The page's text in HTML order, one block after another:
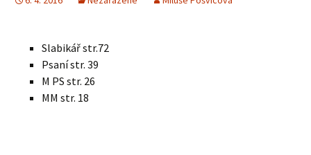
Slabikář str.72
Psaní str. 39
M PS str. 26
MM str. 18